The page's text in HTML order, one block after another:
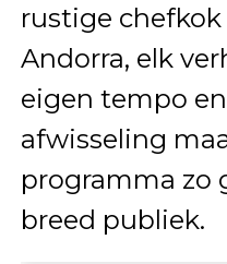
rustige
Andorra, elk
eigen tempo
afwisseling
programma zo
breed publiek.